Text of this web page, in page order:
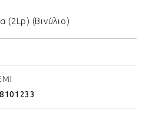
(2Lp) (Βινύλιο)